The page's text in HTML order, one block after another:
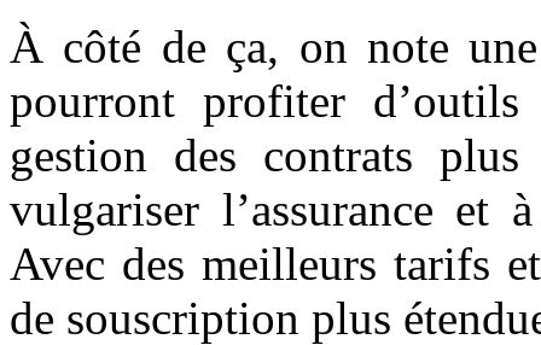
À côté de ça, on note
pourront profiter
gestion des contrats
vulgariser l’assurance et
Avec des meilleurs tarifs
de souscription plus